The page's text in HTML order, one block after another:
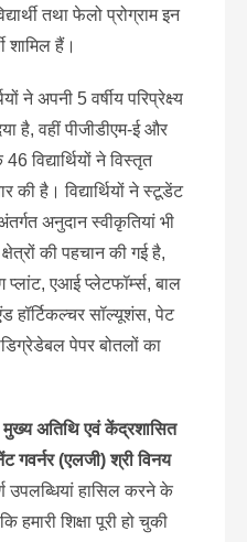
तथा फेलो प्रोग्राम इन
शामिल हैं।
ने अपनी 5 वर्षीय परिप्रेक्ष्य
है, वहीं पीजीडीएम-ई और
विद्यार्थियों ने विस्तृत
की है। विद्यार्थियों ने स्टूडेंट
अनुदान स्वीकृतियां भी
की पहचान की गई है,
प्लांट, एआई प्लेटफॉर्म्स, बाल
हॉर्टिकल्चर सॉल्यूशंस, पेट
पेपर बोतलों का
मुख्य अतिथि एवं केंद्रशासित
गवर्नर (एलजी) श्री विनय
उपलब्धियां हासिल करने के
हमारी शिक्षा पूरी हो चुकी